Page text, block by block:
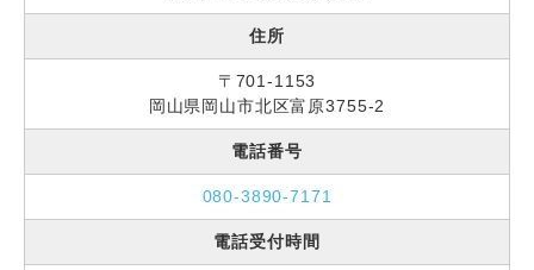
住所
〒701-1153
岡山県岡山市北区富原3755-2
電話番号
080-3890-7171
電話受付時間